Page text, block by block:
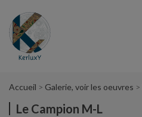
Accueil Galerie, voir les oeuvres
Le Campion M-L